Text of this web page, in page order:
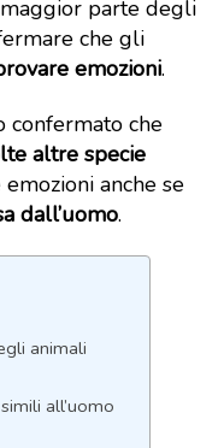
parte degli
che gli
emozioni.
confermato che
altre specie
anche se
dall’uomo.
animali
all’uomo